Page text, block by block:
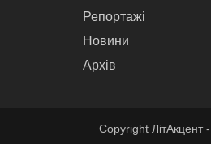
Репортажі
Новини
Архів
Copyright ЛітАкцент